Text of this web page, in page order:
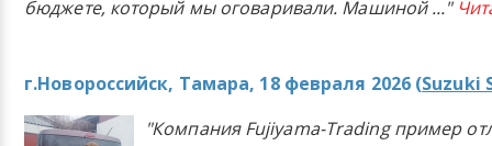
бюджете, который мы оговаривали. Машиной..."
г.Новороссийск, Тамара, 18 февраля 2026 (Suzuki
"Компания Fujiyama-Trading пример